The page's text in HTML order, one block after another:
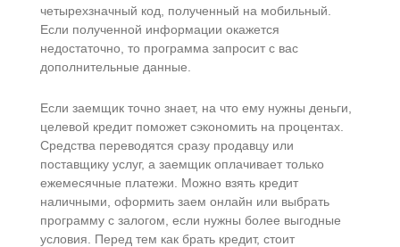
четырехзначный код, полученный на мобильный.
Если полученной информации окажется
недостаточно, то программа запросит с вас
дополнительные данные.
Если заемщик точно знает, на что ему нужны деньги,
целевой кредит поможет сэкономить на процентах.
Средства переводятся сразу продавцу или
поставщику услуг, а заемщик оплачивает только
ежемесячные платежи. Можно взять кредит
наличными, оформить заем онлайн или выбрать
программу с залогом, если нужны более выгодные
условия. Перед тем как брать кредит, стоит